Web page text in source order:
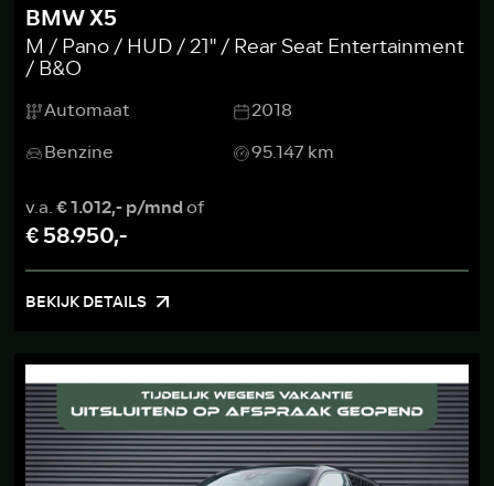
BMW X5
M / Pano / HUD / 21'' / Rear Seat Entertainment
/ B&O
Automaat
2018
Benzine
95.147 km
v.a.€ 1.012,- p/mndof
€ 58.950,-
BEKIJK DETAILS